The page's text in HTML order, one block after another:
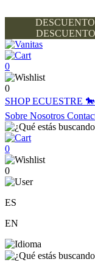
0
0
SHOPECUESTRE 🐎
Sobre Nosotros
0
0
ES
EN